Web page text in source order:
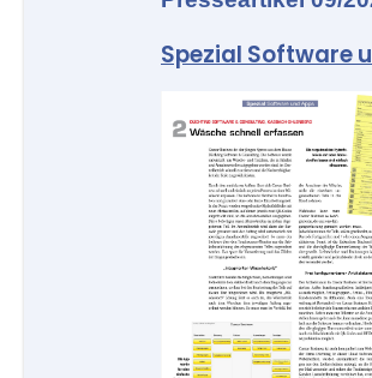
Spezial Software